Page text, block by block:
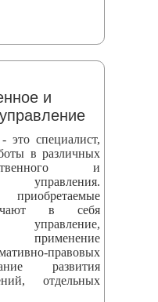
и
специалист,
в различных
и
в себя
применение
правовых
развития
отдельных